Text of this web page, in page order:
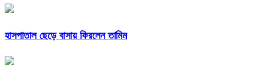
হাসপাতাল ছেড়ে বাসায় ফিরলেন তামিম